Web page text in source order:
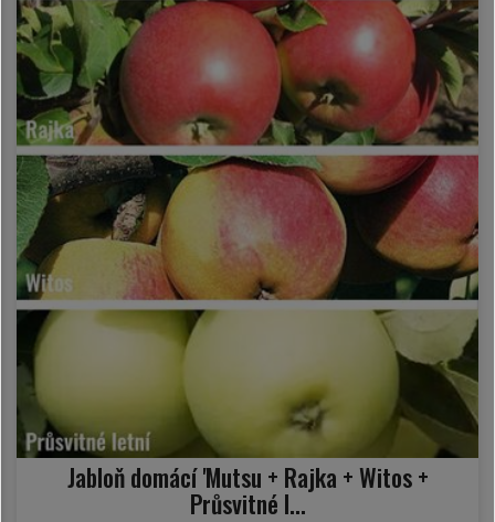
Jabloň domácí 'Mutsu + Rajka + Witos +
Průsvitné l...